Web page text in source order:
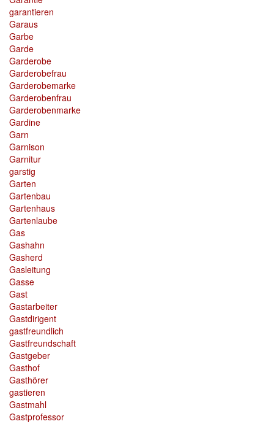
garantieren
Garaus
Garbe
Garde
Garderobe
Garderobefrau
Garderobemarke
Garderobenfrau
Garderobenmarke
Gardine
Garn
Garnison
Garnitur
garstig
Garten
Gartenbau
Gartenhaus
Gartenlaube
Gas
Gashahn
Gasherd
Gasleitung
Gasse
Gast
Gastarbeiter
Gastdirigent
gastfreundlich
Gastfreundschaft
Gastgeber
Gasthof
Gasthörer
gastieren
Gastmahl
Gastprofessor